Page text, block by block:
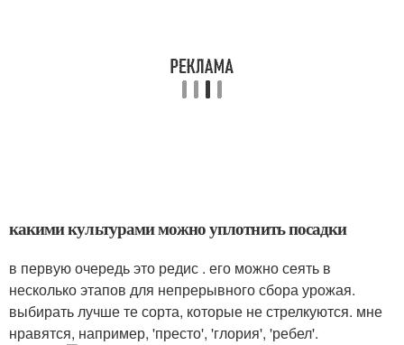
какими культурами можно уплотнить посадки
в первую очередь это редис . его можно сеять в
несколько этапов для непрерывного сбора урожая.
выбирать лучше те сорта, которые не стрелкуются. мне
нравятся, например, 'престо', 'глория', 'ребел'.